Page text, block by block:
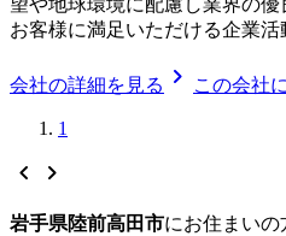
望や地球環境に配慮し業界の
お客様に満足いただける企業活
会社の詳細を見る chevron_right この会社
1
chevron_left chevron_right
岩手県陸前高田市にお住まいの